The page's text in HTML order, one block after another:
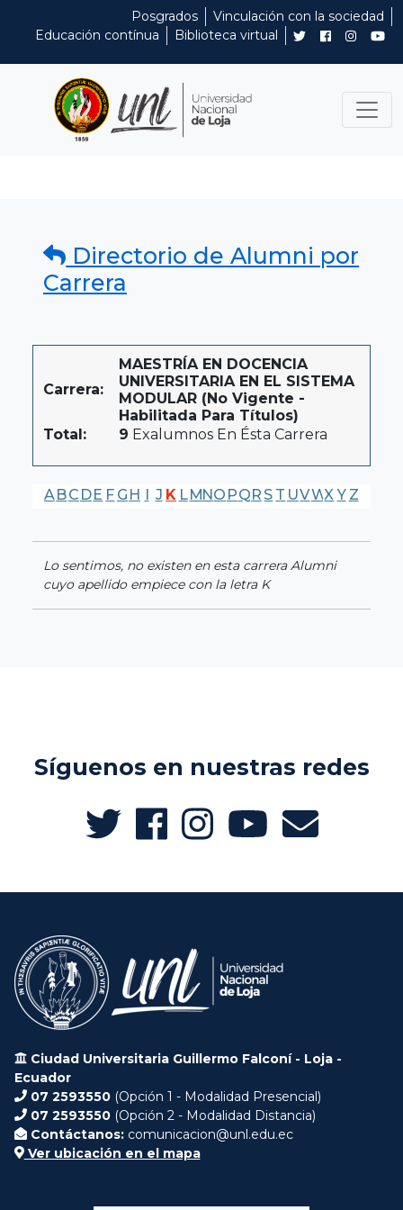
Posgrados
Vinculación con la sociedad
Educación contínua
Biblioteca virtual
Directorio de Alumni por
Carrera
Carrera:
MAESTRÍA EN DOCENCIA
UNIVERSITARIA EN EL SISTEMA
MODULAR (No Vigente -
Habilitada Para Títulos)
Total:
9 Exalumnos En Ésta Carrera
A BC DE F G H I J K LMNO PQR S T UVWX Y Z
Lo sentimos, no existen en esta carrera Alumni
cuyo apellido empiece con la letra K
Síguenos en nuestras redes
Ciudad Universitaria Guillermo Falconí - Loja -
Ecuador
07 2593550 (Opción 1 - Modalidad Presencial)
07 2593550 (Opción 2 - Modalidad Distancia)
Contáctanos: comunicacion@unl.edu.ec
Ver ubicación en el mapa